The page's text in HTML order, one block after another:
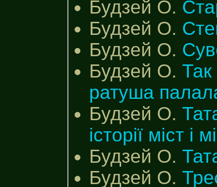
Будзей О.
Будзей О.
Будзей О.
Будзей О.
ратуша
Будзей О.
історії міст і
Будзей О.
Будзей О.